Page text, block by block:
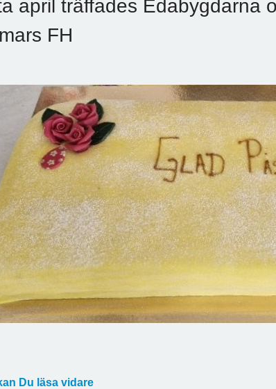
april träffades Edabygdarna
FH
Du läsa vidare